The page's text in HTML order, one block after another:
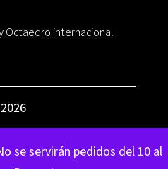
se servirán pedidos del 10 al
Octaedro internacional